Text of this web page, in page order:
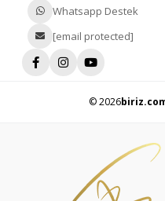
Whatsapp Destek
[email protected]
© 2026